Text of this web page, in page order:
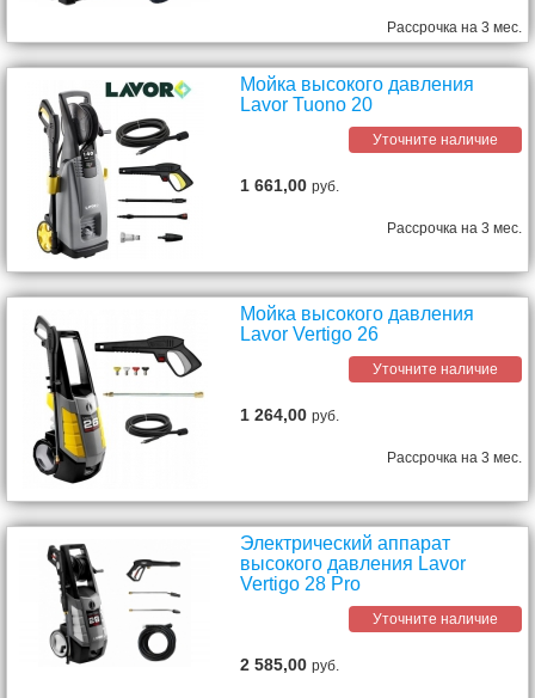
Рассрочка на 3 мес.
Мойка высокого давления
Lavor Tuono 20
Уточните наличие
1 661,00руб.
Рассрочка на 3 мес.
Мойка высокого давления
Lavor Vertigo 26
Уточните наличие
1 264,00руб.
Рассрочка на 3 мес.
Электрический аппарат
высокого давления Lavor
Vertigo 28 Pro
Уточните наличие
2 585,00руб.